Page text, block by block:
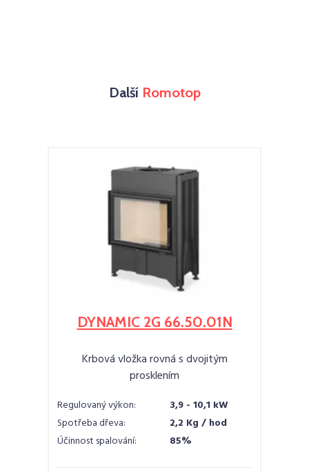
Další Romotop
DYNAMIC 2G 66.50.01N
Krbová vložka rovná s dvojitým
prosklením
Regulovaný výkon:
3,9 - 10,1 kW
Spotřeba dřeva:
2,2 Kg / hod
Účinnost spalování:
85%